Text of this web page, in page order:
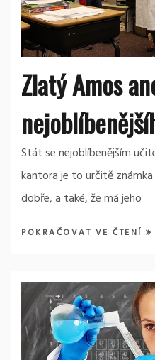
Zlatý Amos
Stát se nejoblíbenějším
kantora je to určitě
dobře, a také, že má jeho
POKRAČOVAT VE ČTENÍ